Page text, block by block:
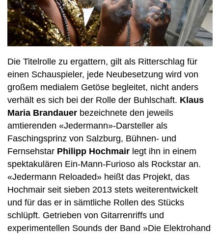
Die Titelrolle zu ergattern, gilt als Ritterschlag für
einen Schauspieler, jede Neubesetzung wird von
großem medialem Getöse begleitet, nicht anders
verhält es sich bei der Rolle der Buhlschaft. Klaus
Maria Brandauer bezeichnete den jeweils
amtierenden «Jedermann»-Darsteller als
Faschingsprinz von Salzburg, Bühnen- und
Fernsehstar Philipp Hochmair legt ihn in einem
spektakulären Ein-Mann-Furioso als Rockstar an.
«Jedermann Reloaded» heißt das Projekt, das
Hochmair seit sieben 2013 stets weiterentwickelt
und für das er in sämtliche Rollen des Stücks
schlüpft. Getrieben von Gitarrenriffs und
experimentellen Sounds der Band »Die Elektrohand